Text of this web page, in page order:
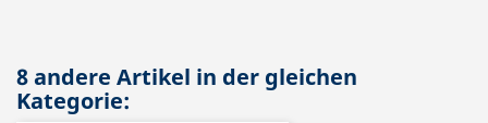
8 andere Artikel in der gleichen
Kategorie: